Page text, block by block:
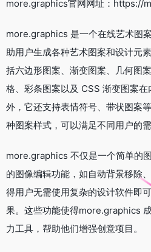
more.graphics官网网址：https://
more.graphics 是一个在线艺术图
助用户生成各种艺术图案和设计元
括六边形图案、渐变图案、几何图
格、彩条图案以及 CSS 渐变图案
外，它还支持表情符号、带状图案
种图案样式，可以满足不同用户的需
more.graphics 不仅是一个简单的
的图像编辑功能，如自动背景移除
得用户无需使用复杂的设计软件即
果。这些功能使得more.graphics
力工具，帮助他们增强创意项目。